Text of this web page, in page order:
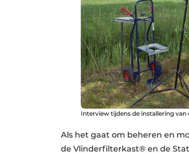
Interview tijdens de installering
Als het gaat om beheren en
de Vlinderfilterkast® en de